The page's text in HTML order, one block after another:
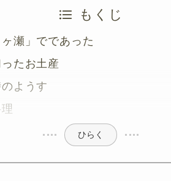
もくじ
瀬」でであった
たお土産
ようす
ひらく